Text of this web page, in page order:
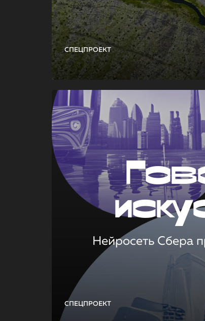
СПЕЦПРОЕКТ
СПЕЦПРОЕКТ
Нейросеть Сбера